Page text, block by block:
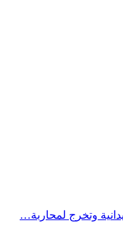
وتخرج لمحاربة…